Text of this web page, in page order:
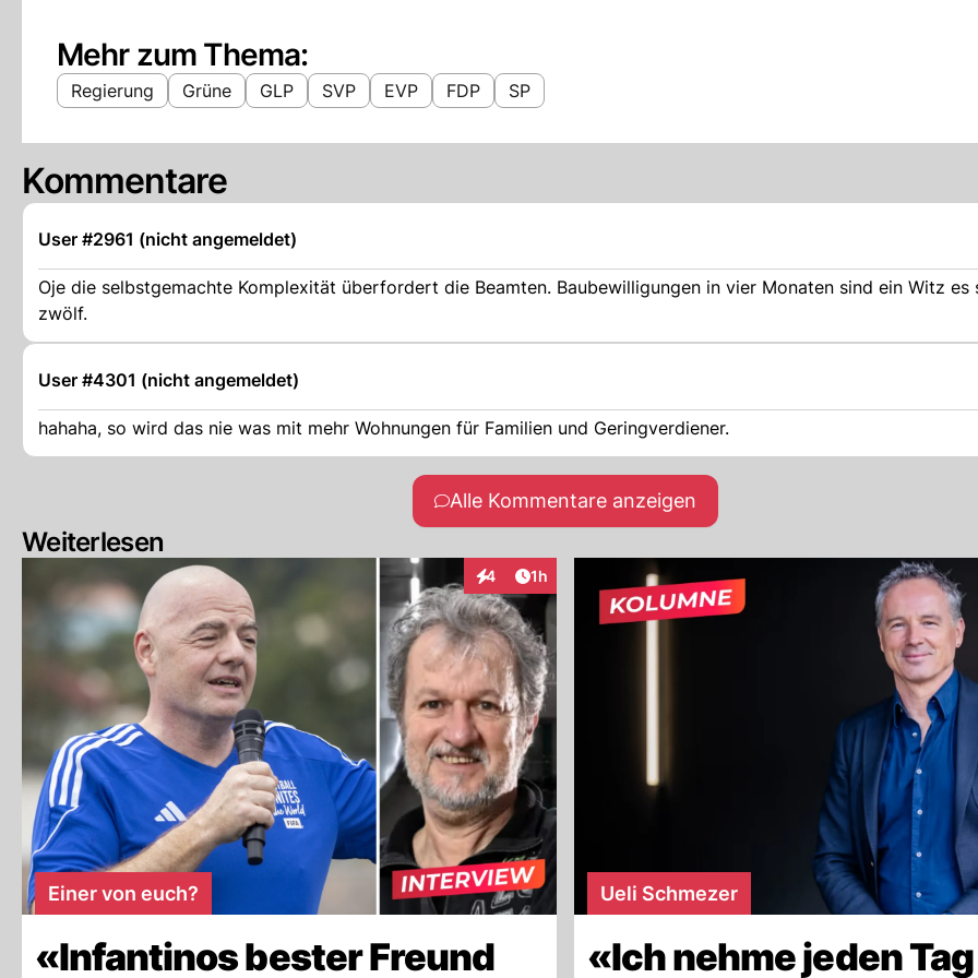
Mehr zum Thema:
Regierung Grüne GLP SVP EVP FDP SP
Kommentare
User #2961 (nicht angemeldet)
Oje die selbstgemachte Komplexität überfordert die Beamten. Baubewilligungen in vier Monaten sind ein Witz es
zwölf.
User #4301 (nicht angemeldet)
hahaha, so wird das nie was mit mehr Wohnungen für Familien und Geringverdiener.
Alle Kommentare anzeigen
Weiterlesen
4
InteraktionenArtikel veröffentlicht:
1h
Einer von euch?
«Infantinos bester Freund
Ueli Schmezer
«Ich nehme jeden